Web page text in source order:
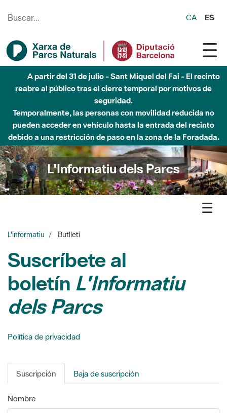
CA ES
6 de agosto - Parque Fluvial Besós - Activación de la
Fase de Alerta del Parque Fluvial del Besòs por lluvias
intensas.
Cerrados los accesos al Parque.
L'Informatiu dels Parcs
Suscríbete al
boletínL'Informatiu
dels Parcs
Política de privacidad
Nombre